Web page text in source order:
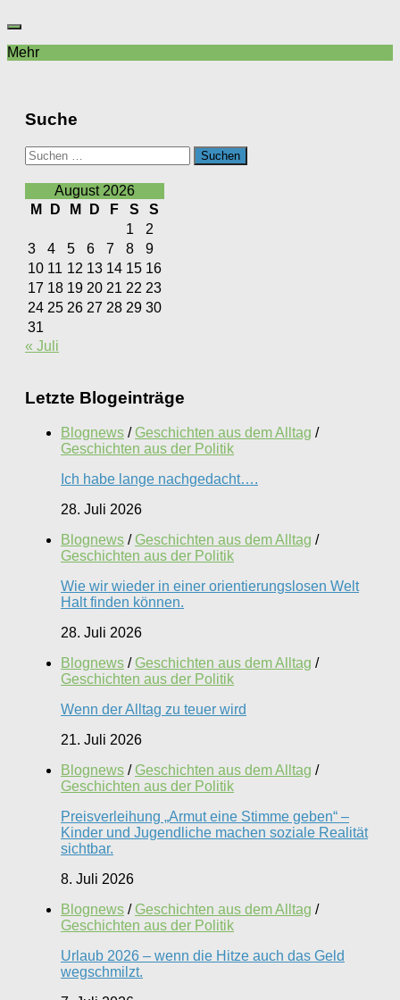
Mehr
Suche
Suchen
nach:
August 2026
M
D M D F S
S
1
2
3
4 5 6 7 8
9
10 11 12 13 14 15 16
17 18 19 20 21 22 23
24 25 26 27 28 29 30
31
« Juli
Letzte Blogeinträge
Blognews / Geschichten aus dem Alltag /
Geschichten aus der Politik
Ich habe lange nachgedacht….
28. Juli 2026
Blognews / Geschichten aus dem Alltag /
Geschichten aus der Politik
Wie wir wieder in einer orientierungslosen Welt
Halt finden können.
28. Juli 2026
Blognews / Geschichten aus dem Alltag /
Geschichten aus der Politik
Wenn der Alltag zu teuer wird
21. Juli 2026
Blognews / Geschichten aus dem Alltag /
Geschichten aus der Politik
Preisverleihung „Armut eine Stimme geben“ –
Kinder und Jugendliche machen soziale Realität
sichtbar.
8. Juli 2026
Blognews / Geschichten aus dem Alltag /
Geschichten aus der Politik
Urlaub 2026 – wenn die Hitze auch das Geld
wegschmilzt.